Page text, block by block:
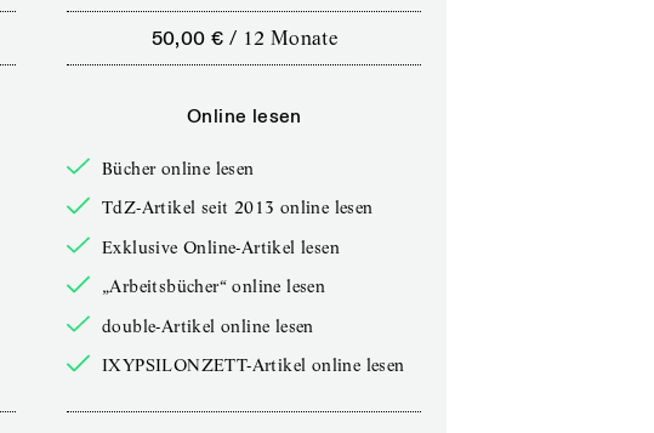
50,00 € / 12 Monate
Online lesen
Bücher online lesen
TdZ-Artikel seit 2013 online lesen
Exklusive Online-Artikel lesen
„Arbeitsbücher“ online lesen
double-Artikel online lesen
IXYPSILONZETT-Artikel online lesen